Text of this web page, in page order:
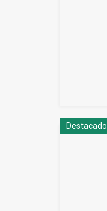
Destacado